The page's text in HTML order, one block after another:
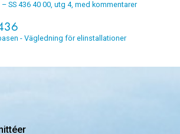
SS 436 40 00, utg 4, med kommentarer
- Vägledning för elinstallationer